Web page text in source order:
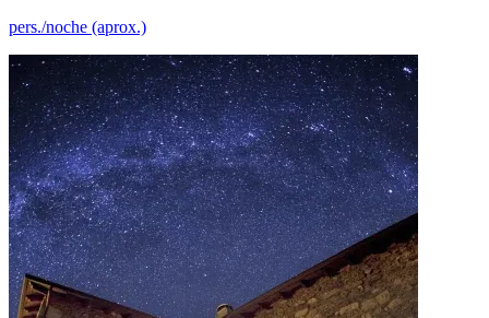
pers./noche (aprox.)